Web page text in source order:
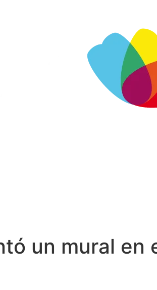
un mural en